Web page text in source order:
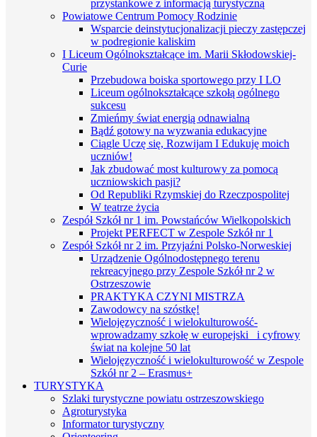
przystankowe z informacją turystyczną
Powiatowe Centrum Pomocy Rodzinie
Wsparcie deinstytucjonalizacji pieczy zastępczej
w podregionie kaliskim
I Liceum Ogólnokształcące im. Marii Skłodowskiej-
Curie
Przebudowa boiska sportowego przy I LO
Liceum ogólnokształcące szkołą ogólnego
sukcesu
Zmieńmy świat energią odnawialną
Bądź gotowy na wyzwania edukacyjne
Ciągle Uczę się, Rozwijam I Edukuję moich
uczniów!
Jak zbudować most kulturowy za pomocą
uczniowskich pasji?
Od Republiki Rzymskiej do Rzeczpospolitej
W teatrze życia
Zespół Szkół nr 1 im. Powstańców Wielkopolskich
Projekt PERFECT w Zespole Szkół nr 1
Zespół Szkół nr 2 im. Przyjaźni Polsko-Norweskiej
Urządzenie Ogólnodostępnego terenu
rekreacyjnego przy Zespole Szkół nr 2 w
Ostrzeszowie
PRAKTYKA CZYNI MISTRZA
Zawodowcy na szóstkę!
Wielojęzyczność i wielokulturowość-
wprowadzamy szkołę w europejski i cyfrowy
świat na kolejne 50 lat
Wielojęzyczność i wielokulturowość w Zespole
Szkół nr 2 – Erasmus+
TURYSTYKA
Szlaki turystyczne powiatu ostrzeszowskiego
Agroturystyka
Informator turystyczny